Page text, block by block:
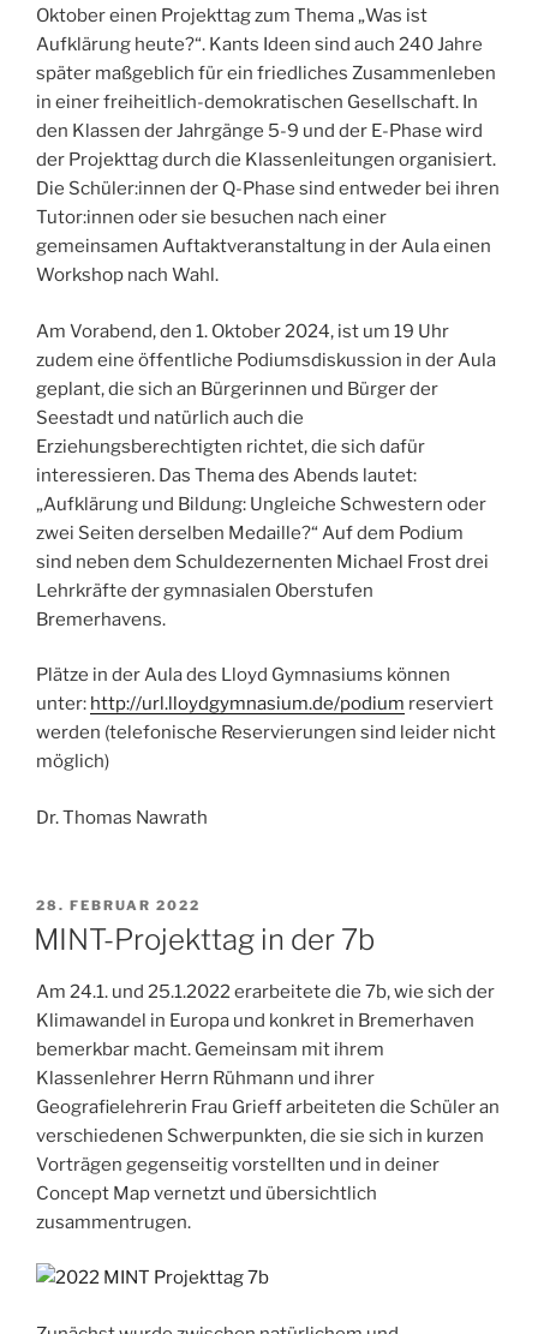
Oktober einen Projekttag zum Thema „Was ist
Aufklärung heute?“. Kants Ideen sind auch 240 Jahre
später maßgeblich für ein friedliches Zusammenleben
in einer freiheitlich-demokratischen Gesellschaft. In
den Klassen der Jahrgänge 5-9 und der E-Phase wird
der Projekttag durch die Klassenleitungen organisiert.
Die Schüler:innen der Q-Phase sind entweder bei ihren
Tutor:innen oder sie besuchen nach einer
gemeinsamen Auftaktveranstaltung in der Aula einen
Workshop nach Wahl.
Am Vorabend, den 1. Oktober 2024, ist um 19 Uhr
zudem eine öffentliche Podiumsdiskussion in der Aula
geplant, die sich an Bürgerinnen und Bürger der
Seestadt und natürlich auch die
Erziehungsberechtigten richtet, die sich dafür
interessieren. Das Thema des Abends lautet:
„Aufklärung und Bildung: Ungleiche Schwestern oder
zwei Seiten derselben Medaille?“ Auf dem Podium
sind neben dem Schuldezernenten Michael Frost drei
Lehrkräfte der gymnasialen Oberstufen
Bremerhavens.
Plätze in der Aula des Lloyd Gymnasiums können
unter: http://url.lloydgymnasium.de/podium reserviert
werden (telefonische Reservierungen sind leider nicht
möglich)
Dr. Thomas Nawrath
VERÖFFENTLICHT
AM
28. FEBRUAR 2022
MINT-Projekttag in der 7b
Am 24.1. und 25.1.2022 erarbeitete die 7b, wie sich der
Klimawandel in Europa und konkret in Bremerhaven
bemerkbar macht. Gemeinsam mit ihrem
Klassenlehrer Herrn Rühmann und ihrer
Geografielehrerin Frau Grieff arbeiteten die Schüler an
verschiedenen Schwerpunkten, die sie sich in kurzen
Vorträgen gegenseitig vorstellten und in deiner
Concept Map vernetzt und übersichtlich
zusammentrugen.